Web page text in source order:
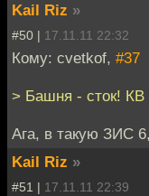
Kail Riz »
#50 | 17.11.11 22:32
Кому: cvetkof, #37
> Башня - сток!
Ага, в такую ЗИС
Kail Riz »
#51 | 17.11.11 22:39